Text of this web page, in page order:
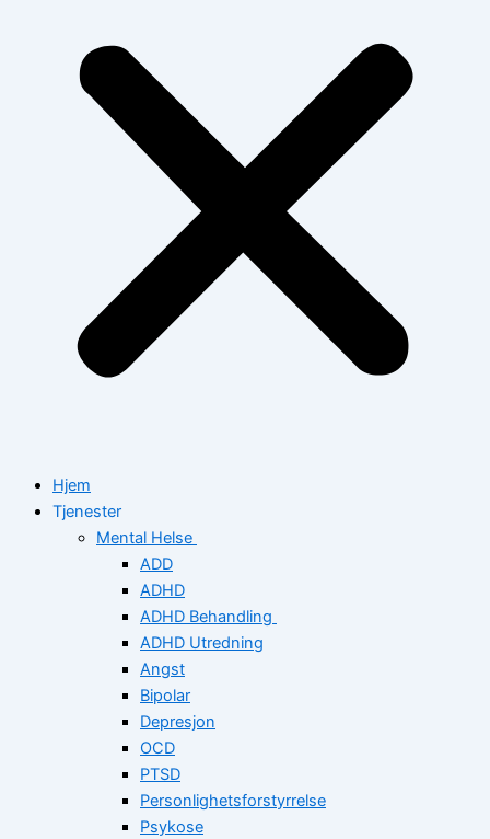
Hjem
Tjenester
Mental Helse
ADD
ADHD
ADHD Behandling
ADHD Utredning
Angst
Bipolar
Depresjon
OCD
PTSD
Personlighetsforstyrrelse
Psykose